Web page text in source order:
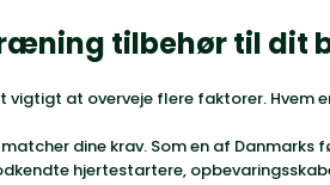
tilbehør til dit
at overveje flere faktorer.
dine krav. Som en af
hjertestartere,